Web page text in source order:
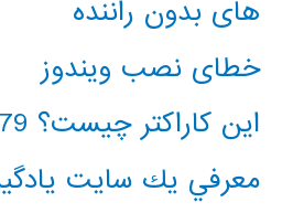
های بدون راننده
خطای نصب ویندوز
این کاراکتر چیست؟ 65279
معرفي يك سايت